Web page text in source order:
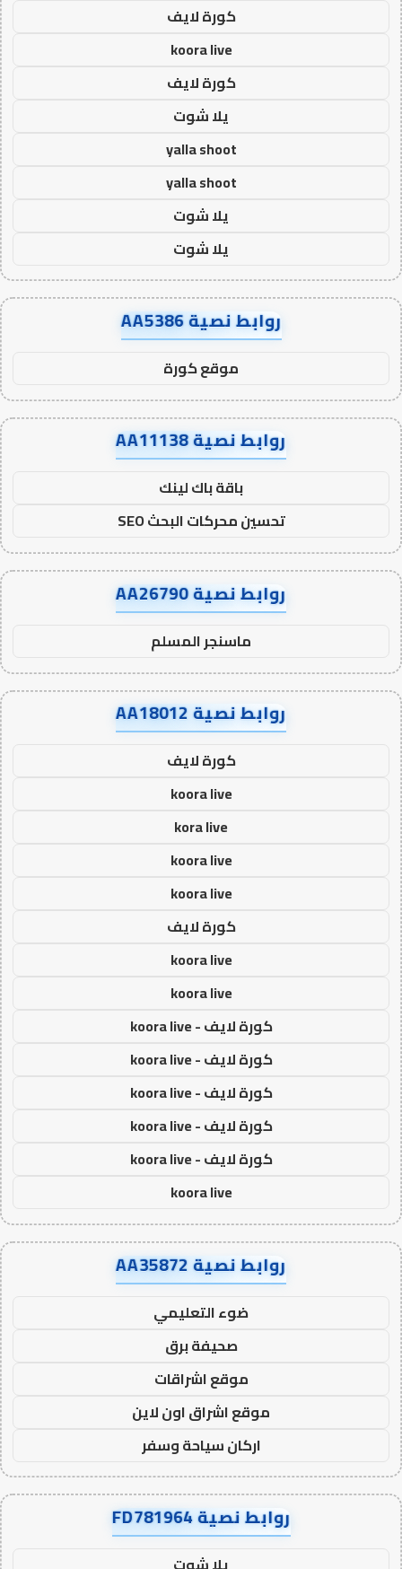
كورة لايف
koora live
كورة لايف
يلا شوت
yalla shoot
yalla shoot
يلا شوت
يلا شوت
روابط نصية AA5386
موقع كورة
روابط نصية AA11138
باقة باك لينك
تحسين محركات البحث SEO
روابط نصية AA26790
ماسنجر المسلم
روابط نصية AA18012
كورة لايف
koora live
kora live
koora live
koora live
كورة لايف
koora live
koora live
كورة لايف - koora live
كورة لايف - koora live
كورة لايف - koora live
كورة لايف - koora live
كورة لايف - koora live
koora live
روابط نصية AA35872
ضوء التعليمي
صحيفة برق
موقع اشراقات
موقع اشراق اون لاين
اركان سياحة وسفر
روابط نصية FD781964